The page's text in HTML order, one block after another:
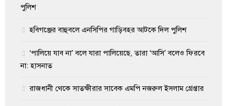
পুলিশ
হবিগঞ্জের বাহুবলে এনসিপির গাড়িবহর আটকে দিল পুলিশ
‘পালিয়ে যাব না’ বলে যারা পালিয়েছে, তারা ‘আসি’ বলেও ফিরবে
না: হাসনাত
রাজধানী থেকে সাতক্ষীরার সাবেক এমপি নজরুল ইসলাম গ্রেপ্তার